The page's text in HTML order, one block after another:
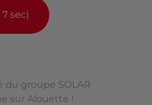
sec)
du groupe SOLAR
sur Alouette !